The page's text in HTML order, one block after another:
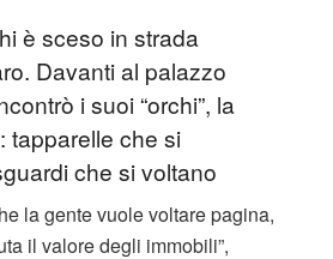
è sceso in strada
Davanti al palazzo
i suoi “orchi”, la
tapparelle che si
che si voltano
la gente vuole voltare pagina,
il valore degli immobili”,